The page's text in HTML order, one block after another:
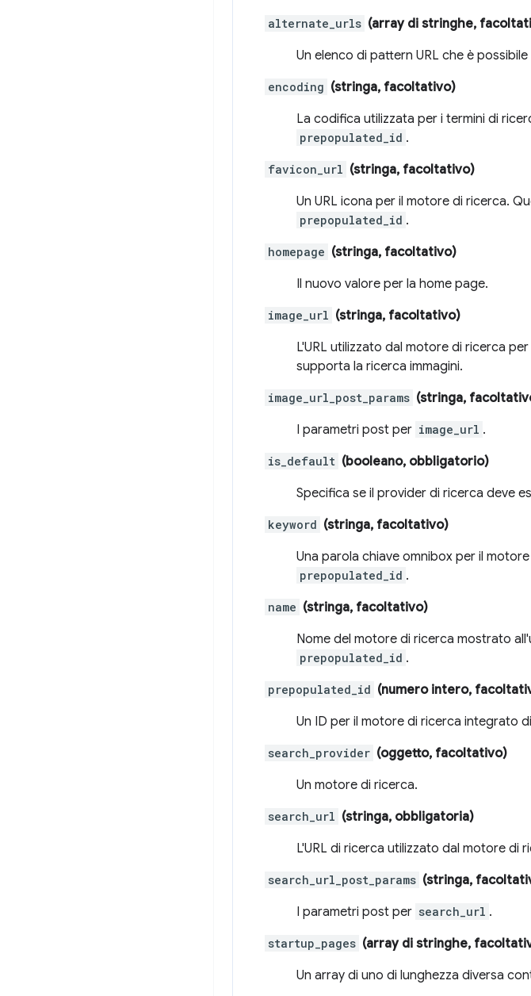
alternate_urls (array di stringhe,
Un elenco di pattern URL che è
encoding (stringa, facoltativo)
La codifica utilizzata per i termini di
prepopulated_id .
favicon_url (stringa, facoltativo)
Un URL icona per il motore di ricerca.
prepopulated_id .
homepage (stringa, facoltativo)
Il nuovo valore per la home page.
image_url (stringa, facoltativo)
L'URL utilizzato dal motore di ricerca
supporta la ricerca immagini.
image_url_post_params (stringa,
I parametri post per image_url .
is_default (booleano, obbligatorio)
Specifica se il provider di ricerca deve
keyword (stringa, facoltativo)
Una parola chiave omnibox per il
prepopulated_id .
name (stringa, facoltativo)
Nome del motore di ricerca mostrato
prepopulated_id .
prepopulated_id (numero intero,
Un ID per il motore di ricerca integrato
search_provider (oggetto, facoltativo)
Un motore di ricerca.
search_url (stringa, obbligatoria)
L'URL di ricerca utilizzato dal motore di
search_url_post_params (stringa,
I parametri post per search_url .
startup_pages (array di stringhe,
Un array di uno di lunghezza diversa